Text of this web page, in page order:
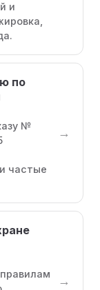
и
по
№
частые
→
→